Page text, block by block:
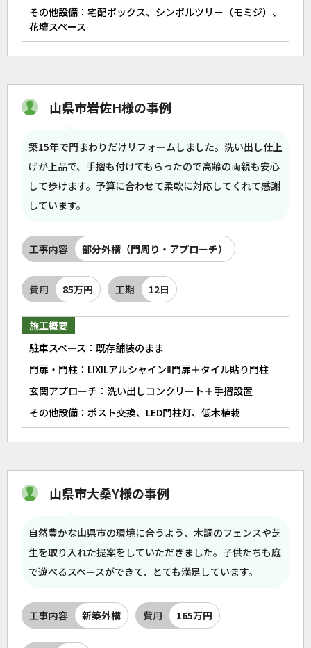
その他設備：宅配ボックス、シンボルツリー（モミジ）、
花壇スペース
山県市岩佐H様の事例
築15年で門まわりだけリフォームしました。洗い出し仕上
げが上品で、手摺も付けてもらったので高齢の両親も安心
して歩けます。予算に合わせて柔軟に対応してくれて感謝
しています。
工事内容 部分外構（門周り・アプローチ）
費用 85万円 工期 12日
施工概要
駐車スペース：既存舗装のまま
門扉・門柱：LIXILアルシャインⅡ門扉＋タイル貼り門柱
玄関アプローチ：洗い出しコンクリート＋手摺設置
その他設備：ポスト交換、LED門柱灯、低木植栽
山県市大桑Y様の事例
自然豊かな山県市の環境に合うよう、木調のフェンスや芝
生を取り入れた提案をしていただきました。子供たちも庭
で遊べるスペースができて、とても満足しています。
工事内容 新築外構 費用 165万円